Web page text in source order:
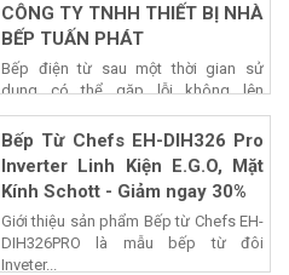
CÔNG TY TNHH THIẾT BỊ NHÀ
BẾP TUẤN PHÁT
Bếp điện từ sau một thời gian sử
dụng có thể gặp lỗi không lên
nguồn,...
Bếp Từ Chefs EH-DIH326 Pro
Inverter Linh Kiện E.G.O, Mặt
Kính Schott - Giảm ngay 30%
Giới thiệu sản phẩm Bếp từ Chefs EH-
DIH326PRO là mẫu bếp từ đôi
Inveter...